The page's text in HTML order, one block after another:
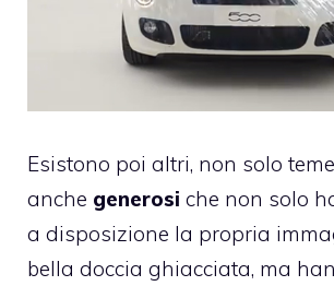
Esistono poi altri, non solo
anche generosi che non solo
a disposizione la propria
bella doccia ghiacciata, ma